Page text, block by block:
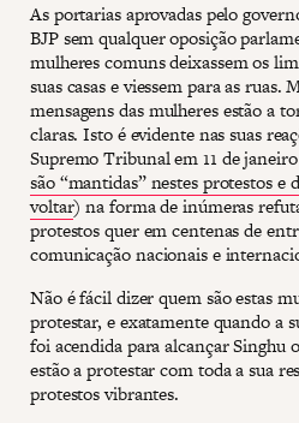
As portarias aprovadas pelo
BJP sem qualquer oposição
mulheres comuns deixassem os
suas casas e viessem para as
mensagens das mulheres estão a
claras. Isto é evidente nas suas
Supremo Tribunal em 11 de
são “mantidas” nestes protestos e
voltar) na forma de inúmeras
protestos quer em centenas de
comunicação nacionais e
Não é fácil dizer quem são estas
protestar, e exatamente quando a
foi acendida para alcançar Singhu
estão a protestar com toda a sua
protestos vibrantes.